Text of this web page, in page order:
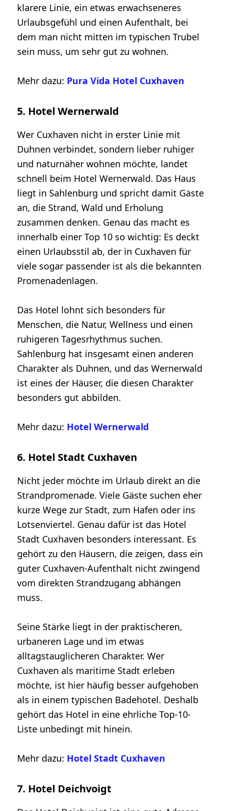
klarere Linie, ein etwas erwachseneres
Urlaubsgefühl und einen Aufenthalt, bei
dem man nicht mitten im typischen Trubel
sein muss, um sehr gut zu wohnen.
Mehr dazu: Pura Vida Hotel Cuxhaven
5. Hotel Wernerwald
Wer Cuxhaven nicht in erster Linie mit
Duhnen verbindet, sondern lieber ruhiger
und naturnäher wohnen möchte, landet
schnell beim Hotel Wernerwald. Das Haus
liegt in Sahlenburg und spricht damit Gäste
an, die Strand, Wald und Erholung
zusammen denken. Genau das macht es
innerhalb einer Top 10 so wichtig: Es deckt
einen Urlaubsstil ab, der in Cuxhaven für
viele sogar passender ist als die bekannten
Promenadenlagen.
Das Hotel lohnt sich besonders für
Menschen, die Natur, Wellness und einen
ruhigeren Tagesrhythmus suchen.
Sahlenburg hat insgesamt einen anderen
Charakter als Duhnen, und das Wernerwald
ist eines der Häuser, die diesen Charakter
besonders gut abbilden.
Mehr dazu: Hotel Wernerwald
6. Hotel Stadt Cuxhaven
Nicht jeder möchte im Urlaub direkt an die
Strandpromenade. Viele Gäste suchen eher
kurze Wege zur Stadt, zum Hafen oder ins
Lotsenviertel. Genau dafür ist das Hotel
Stadt Cuxhaven besonders interessant. Es
gehört zu den Häusern, die zeigen, dass ein
guter Cuxhaven-Aufenthalt nicht zwingend
vom direkten Strandzugang abhängen
muss.
Seine Stärke liegt in der praktischeren,
urbaneren Lage und im etwas
alltagstauglicheren Charakter. Wer
Cuxhaven als maritime Stadt erleben
möchte, ist hier häufig besser aufgehoben
als in einem typischen Badehotel. Deshalb
gehört das Hotel in eine ehrliche Top-10-
Liste unbedingt mit hinein.
Mehr dazu: Hotel Stadt Cuxhaven
7. Hotel Deichvoigt